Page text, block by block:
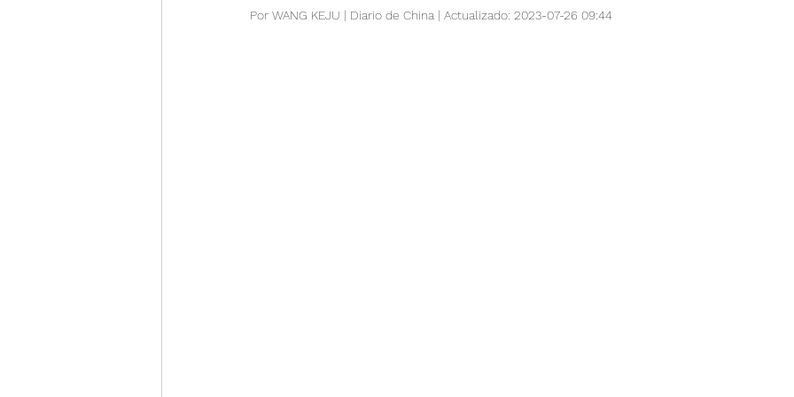
Por WANG KEJU | Diario de China | Actualizado: 2023-07-26 09:44